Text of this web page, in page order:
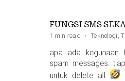
FUNGSI SMS
1 min read · Teknologi ,
apa ada kegunaan
spam messages.
untuk delete all